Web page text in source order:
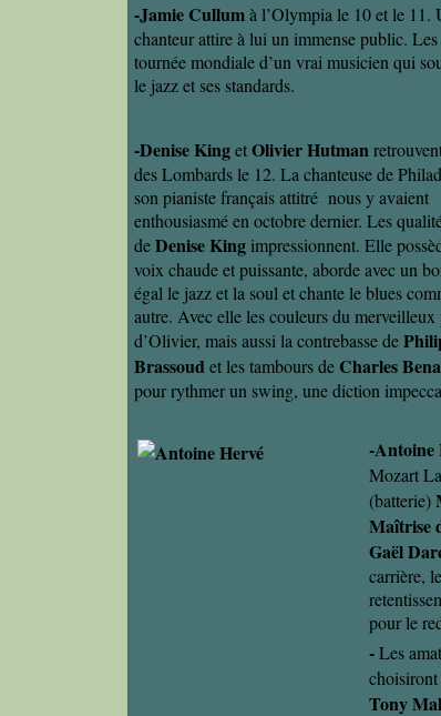
-Jamie Cullumà l’Olympia le 10 et le 11.
chanteur attire à lui un immense public.
tournée mondiale d’un vrai musicien qui
le jazz et ses standards.
-Denise KingetOlivier Hutman
des Lombards le 12. La chanteuse de
son pianiste français attitré nous y avaient
enthousiasmé en octobre dernier. Les
deDenise Kingimpressionnent. Elle
voix chaude et puissante, aborde avec un
égal le jazz et la soul et chante le blues
autre. Avec elle les couleurs du merveilleux
d’Olivier, mais aussi la contrebasse de
Brassoudet les tambours de Charles
pour rythmer un swing, une diction
-Antoine
Mozart
(batterie)
Maîtrise
Gaël
carrière,
pour le
-Les
Tony